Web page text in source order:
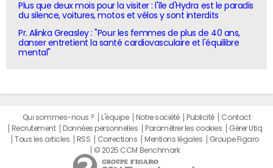
Plus que deux mois pour la visiter : l'île d'Hydra est le paradis
du silence, voitures, motos et vélos y sont interdits
Pr. Alinka Greasley : "Pour les femmes de plus de 40 ans,
danser entretient la santé cardiovasculaire et l'équilibre
mental"
Qui sommes-nous ? L'équipe Notre société Publicité
Contact
Recrutement
Données personnelles Paramétrer les cookies
Gérer Utiq
Tous les articles
RSS Corrections Mentions légales
Groupe Figaro
© 2025 CCM Benchmark